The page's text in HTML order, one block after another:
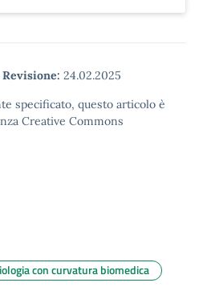
Revisione: 24.02.2025
specificato, questo articolo è
Creative Commons
con curvatura biomedica